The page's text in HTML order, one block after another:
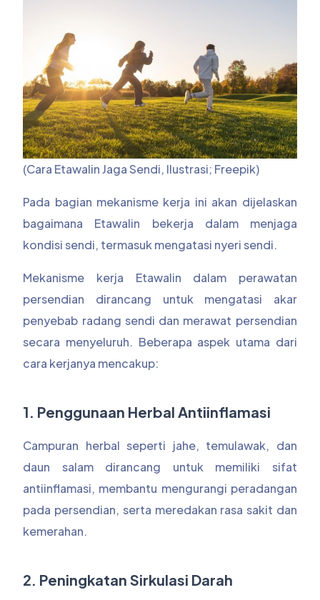
(Cara Etawalin Jaga Sendi, Ilustrasi; Freepik)
Pada bagian mekanisme kerja ini akan dijelaskan
bagaimana Etawalin bekerja dalam menjaga
kondisi sendi, termasuk mengatasi nyeri sendi.
Mekanisme kerja Etawalin dalam perawatan
persendian dirancang untuk mengatasi akar
penyebab radang sendi dan merawat persendian
secara menyeluruh. Beberapa aspek utama dari
cara kerjanya mencakup:
1. Penggunaan Herbal Antiinflamasi
Campuran herbal seperti jahe, temulawak, dan
daun salam dirancang untuk memiliki sifat
antiinflamasi, membantu mengurangi peradangan
pada persendian, serta meredakan rasa sakit dan
kemerahan.
2. Peningkatan Sirkulasi Darah